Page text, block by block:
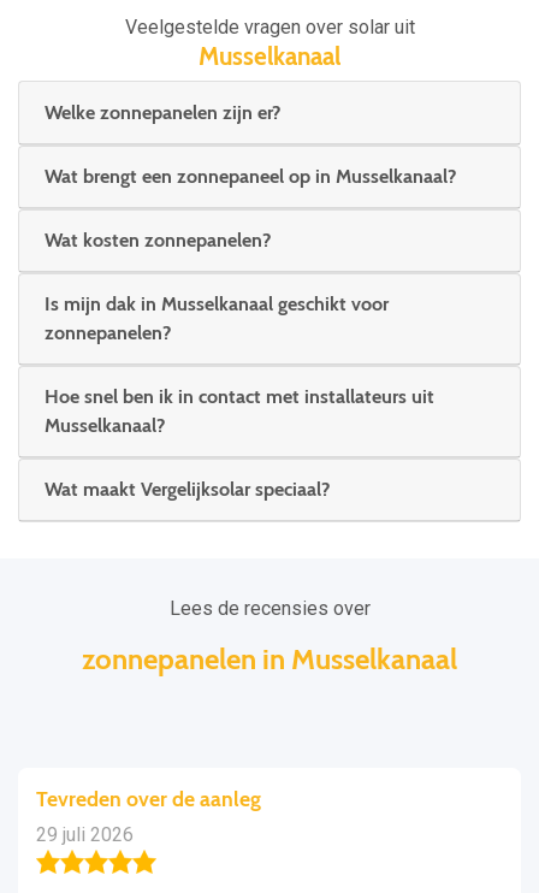
Veelgestelde vragen over solar uit
Musselkanaal
Welke zonnepanelen zijn er?
Wat brengt een zonnepaneel op in Musselkanaal?
Wat kosten zonnepanelen?
Is mijn dak in Musselkanaal geschikt voor
zonnepanelen?
Hoe snel ben ik in contact met installateurs uit
Musselkanaal?
Wat maakt Vergelijksolar speciaal?
Lees de recensies over
zonnepanelen in Musselkanaal
Tevreden over de aanleg
29 juli 2026